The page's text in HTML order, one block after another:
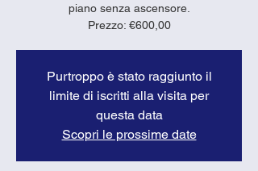
piano senza ascensore.
Prezzo: €600,00
Purtroppo è stato raggiunto il
limite di iscritti alla visita per
questa data
Scopri le prossime date